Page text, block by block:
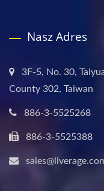
Nasz Adres
3F-5, No. 30,
County 302, Taiwan
886-3-5525268
886-3-5525388